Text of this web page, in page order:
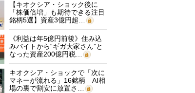
【キオクシア・ショック後に
「株価倍増」も期待できる注目
銘柄5選】資産3億円超…
《利益は年5億円前後》住み込
みバイトから“ギガ大家さん”と
なった資産200億円税…
キオクシア・ショックで「次に
マネーが流れる」16銘柄 AI相
場の裏で割安に放置さ…